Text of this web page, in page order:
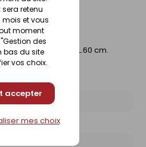
retenu
mois et vous
moment
des
bas du site
vos choix.
accepter
mes choix
Rectifiée. l.6 x L.60 cm.
concerné